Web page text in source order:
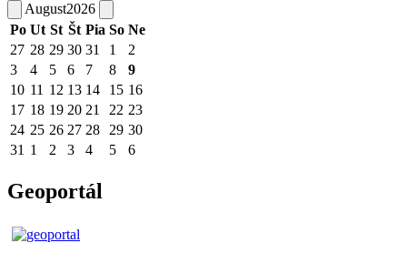
August2026
Po Ut St Št Pia So Ne
27 28 29 30 31 1
2
3
4 5 6 7 8
9
10 11 12 13 14 15 16
17 18 19 20 21 22 23
24 25 26 27 28 29 30
31 1 2 3 4 5 6
Geoportál